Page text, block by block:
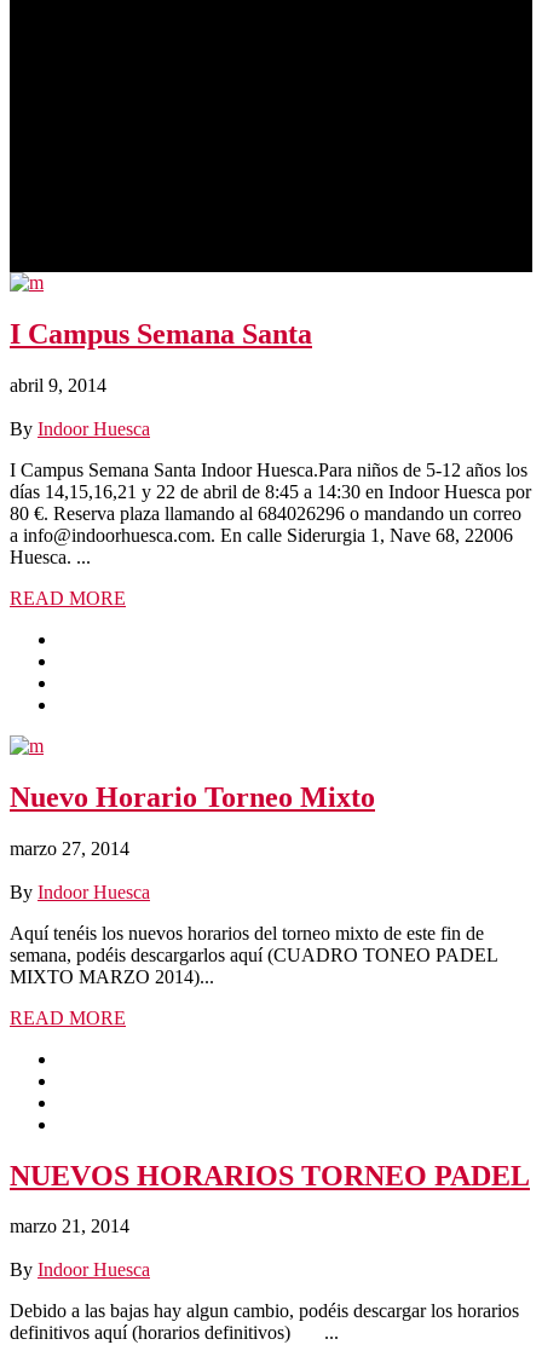
I Campus Semana Santa
abril 9, 2014
By Indoor Huesca
I Campus Semana Santa Indoor Huesca.Para niños de 5-12 años los
días 14,15,16,21 y 22 de abril de 8:45 a 14:30 en Indoor Huesca por
80 €. Reserva plaza llamando al 684026296 o mandando un correo
a info@indoorhuesca.com. En calle Siderurgia 1, Nave 68, 22006
Huesca. ...
READ MORE
Nuevo Horario Torneo Mixto
marzo 27, 2014
By Indoor Huesca
Aquí tenéis los nuevos horarios del torneo mixto de este fin de
semana, podéis descargarlos aquí (CUADRO TONEO PADEL
MIXTO MARZO 2014)...
READ MORE
NUEVOS HORARIOS TORNEO PADEL
marzo 21, 2014
By Indoor Huesca
Debido a las bajas hay algun cambio, podéis descargar los horarios
definitivos aquí (horarios definitivos) ...